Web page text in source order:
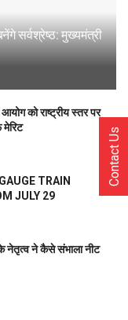
सर्वश्रेष्ठ: मुख्यमंत्री
को राष्ट्रीय स्तर पर
TRAIN
JULY 29
नेतृत्व ने कैसे संभाला नीट
Contact Us